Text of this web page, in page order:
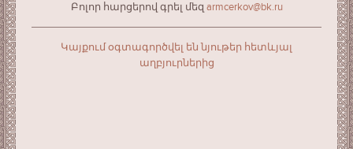
Բոլոր հարցերով գրել մեզ armcerkov@bk.ru
Կայքում օգտագործվել են նյութեր հետևյալ
աղբյուրներից